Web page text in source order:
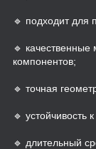
🔹 подходит для
🔹 качественные
компонентов;
🔹 точная
🔹 устойчивость
🔹 длительный